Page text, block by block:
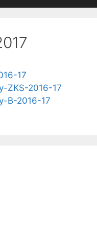
17
ZKS-2016-17
B-2016-17